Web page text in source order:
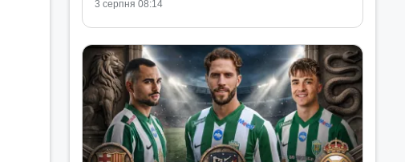
3 серпня 08:14